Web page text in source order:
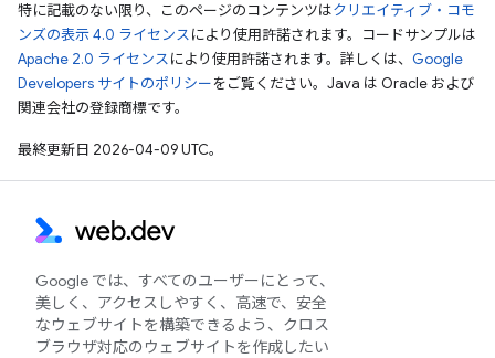
特に記載のない限り、このページのコンテンツはクリエイティブ・コモ
ンズの表示 4.0 ライセンスにより使用許諾されます。コードサンプルは
Apache 2.0 ライセンスにより使用許諾されます。詳しくは、 Google
Developers サイトのポリシーをご覧ください。Java は Oracle および
関連会社の登録商標です。
最終更新日 2026-04-09 UTC。
Google では、すべてのユーザーにとって、
美しく、アクセスしやすく、高速で、安全
なウェブサイトを構築できるよう、クロス
ブラウザ対応のウェブサイトを作成したい